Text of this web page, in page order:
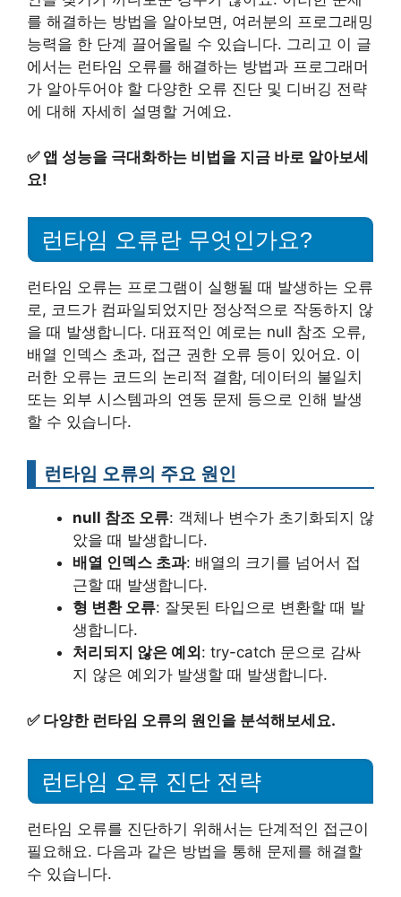
를 해결하는 방법을 알아보면, 여러분의 프로그래밍
능력을 한 단계 끌어올릴 수 있습니다. 그리고 이 글
에서는 런타임 오류를 해결하는 방법과 프로그래머
가 알아두어야 할 다양한 오류 진단 및 디버깅 전략
에 대해 자세히 설명할 거예요.
✅ 앱 성능을 극대화하는 비법을 지금 바로 알아보세
요!
런타임 오류란 무엇인가요?
런타임 오류는 프로그램이 실행될 때 발생하는 오류
로, 코드가 컴파일되었지만 정상적으로 작동하지 않
을 때 발생합니다. 대표적인 예로는 null 참조 오류,
배열 인덱스 초과, 접근 권한 오류 등이 있어요. 이
러한 오류는 코드의 논리적 결함, 데이터의 불일치
또는 외부 시스템과의 연동 문제 등으로 인해 발생
할 수 있습니다.
런타임 오류의 주요 원인
null 참조 오류: 객체나 변수가 초기화되지 않
았을 때 발생합니다.
배열 인덱스 초과: 배열의 크기를 넘어서 접
근할 때 발생합니다.
형 변환 오류: 잘못된 타입으로 변환할 때 발
생합니다.
처리되지 않은 예외 : try-catch 문으로 감싸
지 않은 예외가 발생할 때 발생합니다.
✅ 다양한 런타임 오류의 원인을 분석해보세요.
런타임 오류 진단 전략
런타임 오류를 진단하기 위해서는 단계적인 접근이
필요해요. 다음과 같은 방법을 통해 문제를 해결할
수 있습니다.